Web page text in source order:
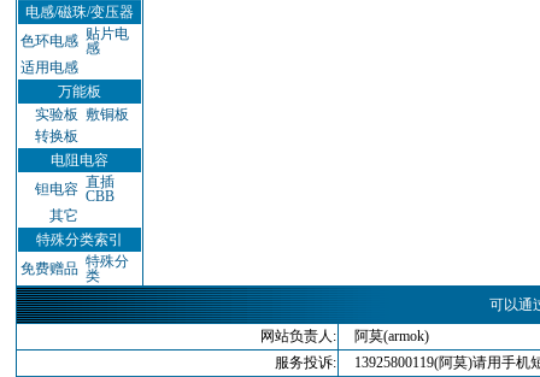
电感/磁珠/变压器
色环电感 贴片电
感
适用电感
万能板
实验板 敷铜板
转换板
电阻电容
钽电容 直插
CBB
其它
特殊分类索引
免费赠品 特殊分
类
可以通
网站负责人:
阿莫(armok)
服务投诉:
13925800119(阿莫)请用手机